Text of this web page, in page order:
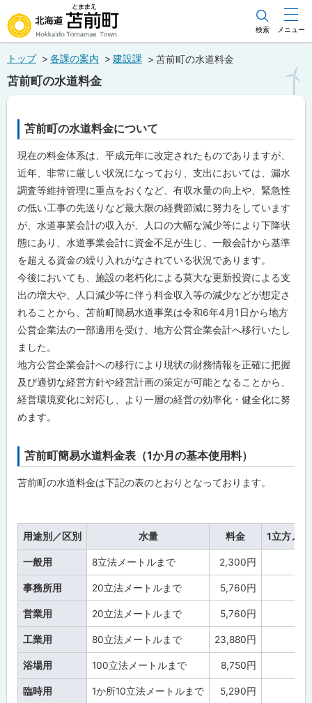
文
メ
ニ
北海道苫前町
Hokkaido Tomamae Town
検索 メニュー
トップ 各課の案内 建設課 苫前町の水道料金
苫前町の水道料金
苫前町の水道料金について
現在の料金体系は、平成元年に改定されたものでありますが、
近年、非常に厳しい状況になっており、支出においては、漏水
調査等維持管理に重点をおくなど、有収水量の向上や、緊急性
の低い工事の先送りなど最大限の経費節減に努力をしています
が、水道事業会計の収入が、人口の大幅な減少等により下降状
態にあり、水道事業会計に資金不足が生じ、一般会計から基準
を超える資金の繰り入れがなされている状況であります。
今後においても、施設の老朽化による莫大な更新投資による支
出の増大や、人口減少等に伴う料金収入等の減少などが想定さ
れることから、苫前町簡易水道事業は令和6年4月1日から地方
公営企業法の一部適用を受け、地方公営企業会計へ移行いたし
ました。
地方公営企業会計への移行により現状の財務情報を正確に把握
及び適切な経営方針や経営計画の策定が可能となることから、
経営環境変化に対応し、より一層の経営の効率化・健全化に努
めます。
ト
プ
戻
る
苫前町簡易水道料金表（1か月の基本使用料）
苫前町の水道料金は下記の表のとおりとなっております。
用途別／区別 水量 料金 1立方メ
一般用 8立法メートルまで 2,300円
事務所用 20立法メートルまで 5,760円
営業用 20立法メートルまで 5,760円
工業用 80立法メートルまで 23,880円
浴場用 100立法メートルまで 8,750円
臨時用 1か所10立法メートルまで 5,290円